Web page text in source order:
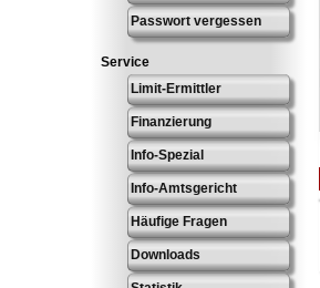
Passwort vergessen
Service
Limit-Ermittler
Finanzierung
Info-Spezial
Info-Amtsgericht
Häufige Fragen
Downloads